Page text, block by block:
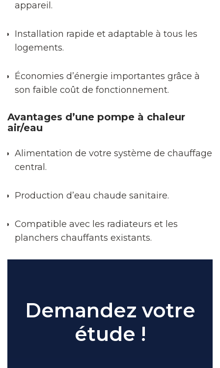
appareil.
Installation rapide et adaptable à tous les
logements.
Économies d’énergie importantes grâce à
son faible coût de fonctionnement.
Avantages d’une pompe à chaleur
air/eau
Alimentation de votre système de chauffage
central.
Production d’eau chaude sanitaire.
Compatible avec les radiateurs et les
planchers chauffants existants.
Demandez votre
étude !